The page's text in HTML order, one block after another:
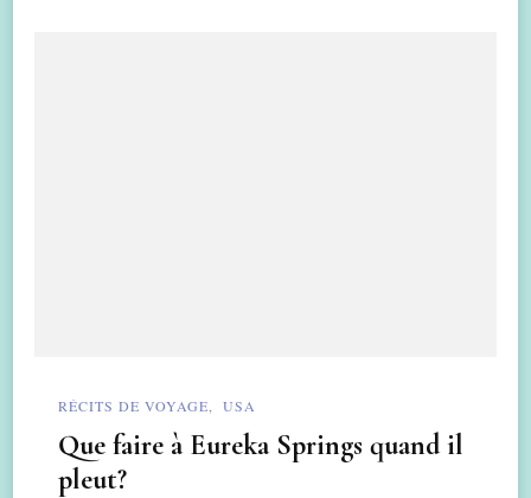
RÉCITS DE VOYAGE USA
Que faire à Eureka Springs quand il
pleut?